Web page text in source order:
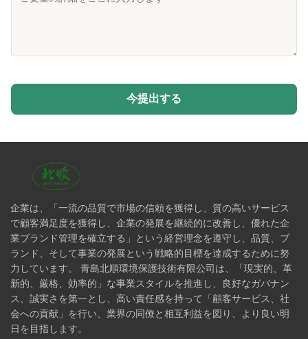
今提出する
企業は、「一流の品質で市場の信頼を獲得し、質の高いサービス
で顧客満足度を獲得し、企業の発展を継続的に改善し、優れた企
業ブランド管理を確立する」という経営理念を遵守し、品質、ブ
ランド、そして事業の発展という戦略的目標を達成するために努
力しています。 青島北順環境保護技術有限公司は、「現実的、革
新的、厳格、効率的」な事業スタイルを推進し、良好なガバナン
ス、誠実さを第一とし、高い責任感を持って「顧客サービス、社
会への貢献」を行い、業界の同僚と相互利益を図り、より良い明
日を目指します。